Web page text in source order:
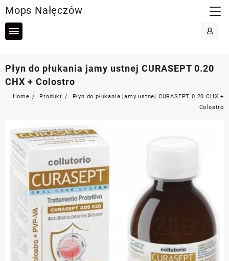
to
content
Mops Nałęczów
Płyn do płukania jamy ustnej CURASEPT 0.20
CHX + Colostro
Home Produkt
Płyn do płukania jamy ustnej CURASEPT 0.20 CHX +
Colostro